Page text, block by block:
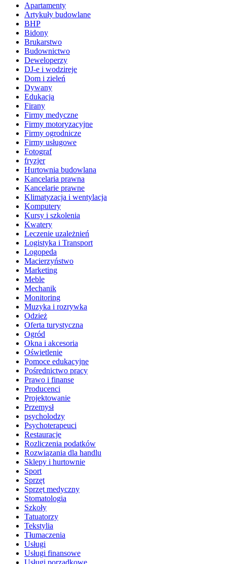
Apartamenty
Artykuły budowlane
BHP
Bidony
Brukarstwo
Budownictwo
Deweloperzy
DJ-e i wodzireje
Dom i zieleń
Dywany
Edukacja
Firany
Firmy medyczne
Firmy motoryzacyjne
Firmy ogrodnicze
Firmy usługowe
Fotograf
fryzjer
Hurtownia budowlana
Kancelaria prawna
Kancelarie prawne
Klimatyzacja i wentylacja
Komputery
Kursy i szkolenia
Kwatery
Leczenie uzależnień
Logistyka i Transport
Logopeda
Macierzyństwo
Marketing
Meble
Mechanik
Monitoring
Muzyka i rozrywka
Odzież
Oferta turystyczna
Ogród
Okna i akcesoria
Oświetlenie
Pomoce edukacyjne
Pośrednictwo pracy
Prawo i finanse
Producenci
Projektowanie
Przemysł
psycholodzy
Psychoterapeuci
Restauracje
Rozliczenia podatków
Rozwiązania dla handlu
Sklepy i hurtownie
Sport
Sprzęt
Sprzęt medyczny
Stomatologia
Szkoły
Tatuatorzy
Tekstylia
Tłumaczenia
Usługi
Usługi finansowe
Usługi porządkowe